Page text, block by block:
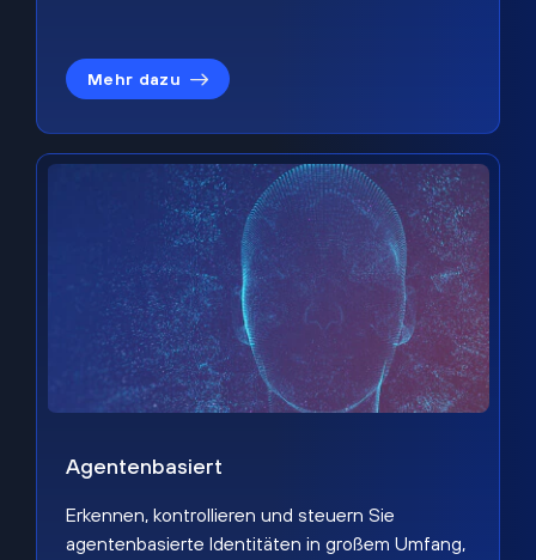
Mehr dazu
Agentenbasiert
Erkennen, kontrollieren und steuern Sie
agentenbasierte Identitäten in großem Umfang,